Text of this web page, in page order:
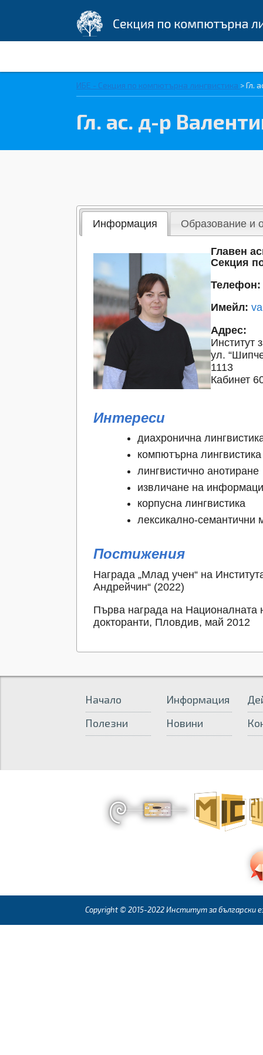
ИБЕ - Секция по компютърна лингвистика >Гл.
Гл. ас. д-р
Информация Образование и
Главен
Секция
Телефон:
Имейл:
Адрес:
Институт
ул.
1113
Кабинет
Интереси
диахронична
компютърна
лингвистично анотиране
извличане на
корпусна лингвистика
лексикално-семантични
Постижения
Награда „Млад учен“ на
Андрейчин“ (2022)
Първа награда на Националната
докторанти, Пловдив, май 2012
Начало Информация
Полезни
Новини
Copyright © 2015-2022 Институт за български